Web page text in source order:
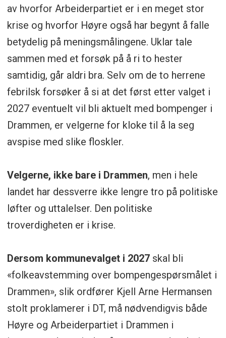
av hvorfor Arbeiderpartiet er i en meget stor
krise og hvorfor Høyre også har begynt å falle
betydelig på meningsmålingene. Uklar tale
sammen med et forsøk på å ri to hester
samtidig, går aldri bra. Selv om de to herrene
febrilsk forsøker å si at det først etter valget i
2027 eventuelt vil bli aktuelt med bompenger i
Drammen, er velgerne for kloke til å la seg
avspise med slike floskler.
Velgerne, ikke bare i Drammen, men i hele
landet har dessverre ikke lengre tro på politiske
løfter og uttalelser. Den politiske
troverdigheten er i krise.
Dersom kommunevalget i 2027skal bli
«folkeavstemming over bompengespørsmålet i
Drammen», slik ordfører Kjell Arne Hermansen
stolt proklamerer i DT, må nødvendigvis både
Høyre og Arbeiderpartiet i Drammen i